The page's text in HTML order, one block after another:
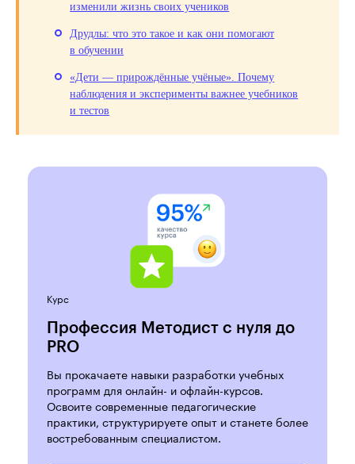
изменили жизнь своих учеников
Друдлы: что это такое и как они помогают
в обучении
«Дети — прирождённые учёные». Почему
наблюдения и эксперименты важнее учебников
и тестов
Курс
Профессия Методист с нуля до
PRO
Вы прокачаете навыки разработки учебных
программ для онлайн- и офлайн-курсов.
Освоите современные педагогические
практики, структурируете опыт и станете более
востребованным специалистом.